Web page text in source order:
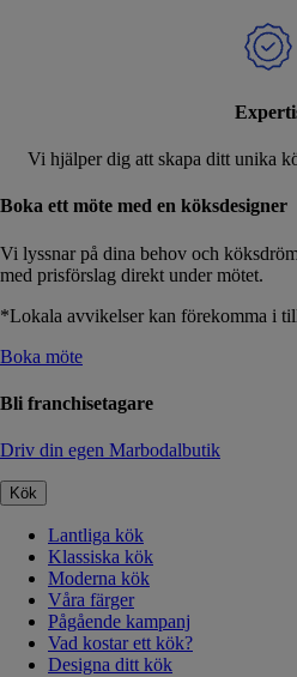
Vi hjälper dig att skapa ditt unika
Boka ett möte med en köksdesigner
Vi lyssnar på dina behov och
med prisförslag direkt under mötet.
*Lokala avvikelser kan förekomma i
Boka möte
Bli franchisetagare
Driv din egen Marbodalbutik
Kök
Lantliga kök
Klassiska kök
Moderna kök
Våra färger
Pågående kampanj
Vad kostar ett kök?
Designa ditt kök